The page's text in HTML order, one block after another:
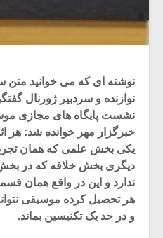
نوشته ای که می خوانید متن
نوازنده و سردبیر ژورنال
نشست پایگاه های مجازی
خبرگزار مهر خوانده شد: هر
یکی بخش علمی که همان
دیگری بخش خلاقه که در
ندارد و این در واقع همان
هر تحصیل کرده موسیقی
و در حد یک تکنیسین بماند.